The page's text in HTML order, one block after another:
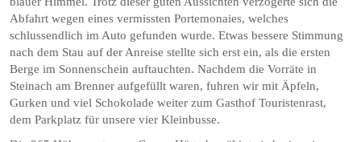
Abfahrt wegen eines vermissten Portemonaies, welches
schlussendlich im Auto gefunden wurde. Etwas bessere Stimmung
nach dem Stau auf der Anreise stellte sich erst ein, als die ersten
Berge im Sonnenschein auftauchten. Nachdem die Vorräte in
Steinach am Brenner aufgefüllt waren, fuhren wir mit Äpfeln,
Gurken und viel Schokolade weiter zum Gasthof Touristenrast,
dem Parkplatz für unsere vier Kleinbusse.